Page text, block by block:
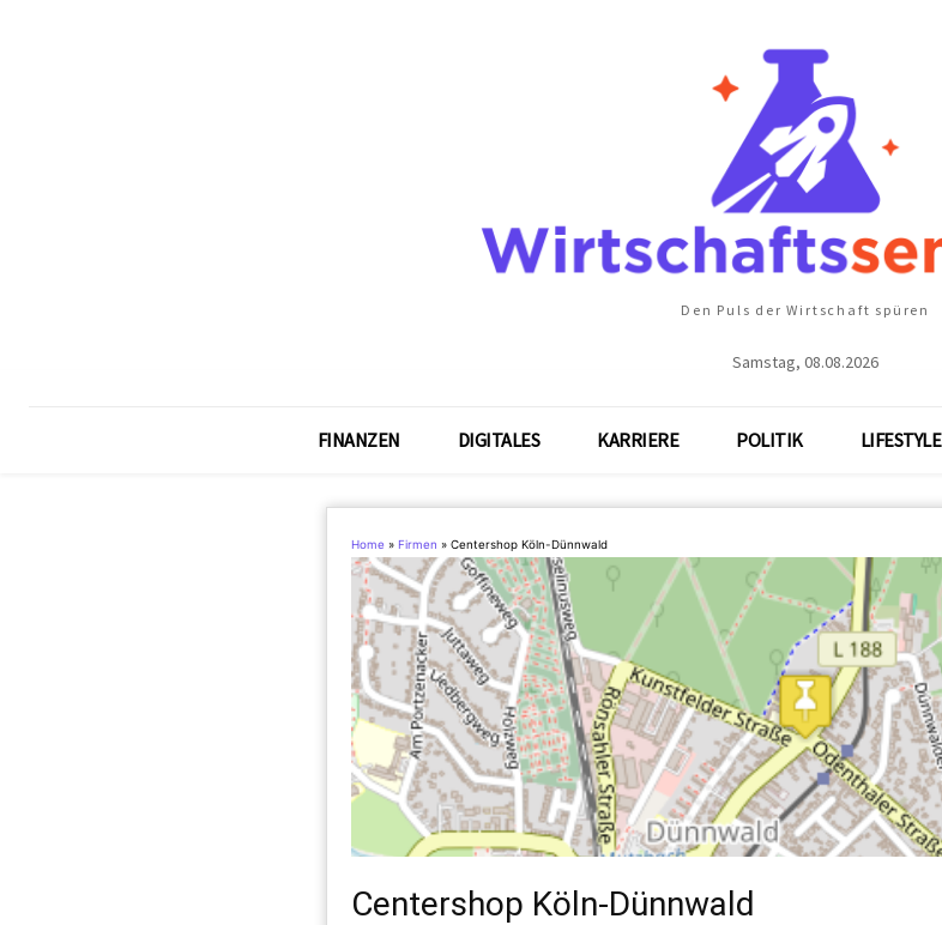
Den Puls der Wirtschaft spüren
Samstag, 08.08.2026
FINANZEN DIGITALES KARRIERE POLITIK LIFESTYLE
Home » Firmen » Centershop Köln-Dünnwald
Centershop Köln-Dünnwald